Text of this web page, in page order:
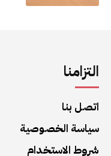
التزامنا
اتصل بنا
سياسة الخصوصية
شروط الاستخدام